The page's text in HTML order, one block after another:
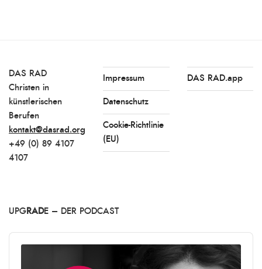
DAS RAD
Christen in
künstlerischen
Berufen
kontakt@dasrad.org
+49 (0) 89 4107
4107
Impressum
Datenschutz
Cookie-Richtlinie
(EU)
DAS RAD.app
UPG RADE – DER PODCAST
Audio
Player